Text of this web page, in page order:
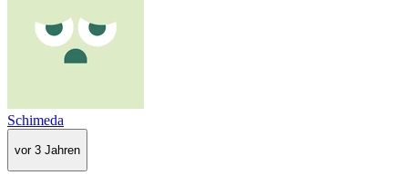
Schimeda
vor 3 Jahren